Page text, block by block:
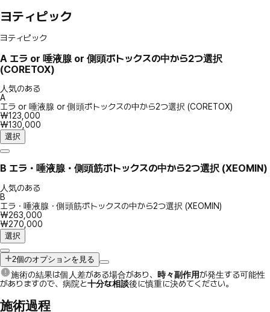
ヨティピック
ヨティピック
A エラ or 唾液腺 or 側頭ボトックスの中から2つ選択
(CORETOX)
人気のある
A
エラ or 唾液腺 or 側頭ボトックスの中から2つ選択 (CORETOX)
₩123,000
₩130,000
選択
B エラ・唾液腺・側頭筋ボトックスの中から2つ選択 (XEOMIN)
人気のある
B
エラ・唾液腺・側頭筋ボトックスの中から2つ選択 (XEOMIN)
₩263,000
₩270,000
選択
2個のオプションを見る
施術の結果は個人差がある場合があり、 時々副作用が発生する可能性
がありますので、病院と十分な相談後に慎重に決めてください。
施術過程